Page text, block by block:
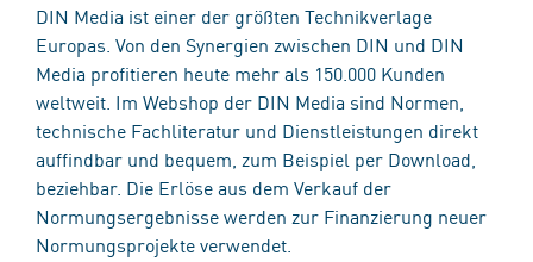
DIN Media ist einer der größten Technikverlage
Europas. Von den Synergien zwischen DIN und DIN
Media profitieren heute mehr als 150.000 Kunden
weltweit. Im Webshop der DIN Media sind Normen,
technische Fachliteratur und Dienstleistungen direkt
auffindbar und bequem, zum Beispiel per Download,
beziehbar. Die Erlöse aus dem Verkauf der
Normungsergebnisse werden zur Finanzierung neuer
Normungsprojekte verwendet.